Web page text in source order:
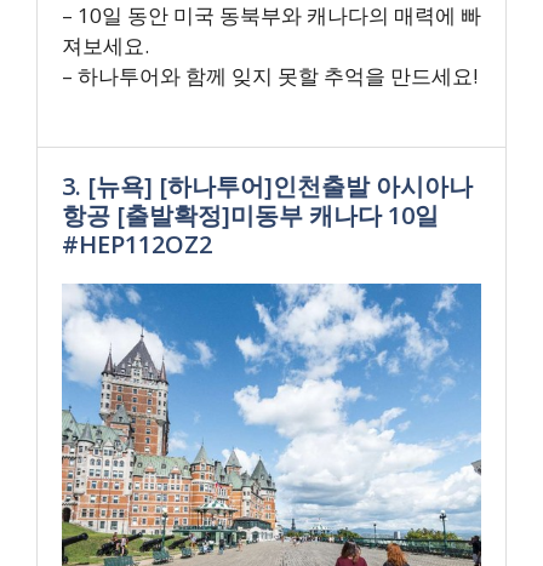
– 10일 동안 미국 동북부와 캐나다의 매력에 빠
져보세요.
– 하나투어와 함께 잊지 못할 추억을 만드세요!
3. [뉴욕] [하나투어]인천출발 아시아나
항공 [출발확정]미동부 캐나다 10일
#HEP112OZ2